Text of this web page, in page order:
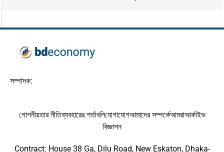
সম্পাদক:
গোপনীয়তার নীতিব্যবহারের শর্তাবলিযোগাযোগআমাদের সম্পর্কেআমরাআর্কাইভ
বিজ্ঞাপন
Contract: House 38 Ga, Dilu Road, New Eskaton, Dhaka-